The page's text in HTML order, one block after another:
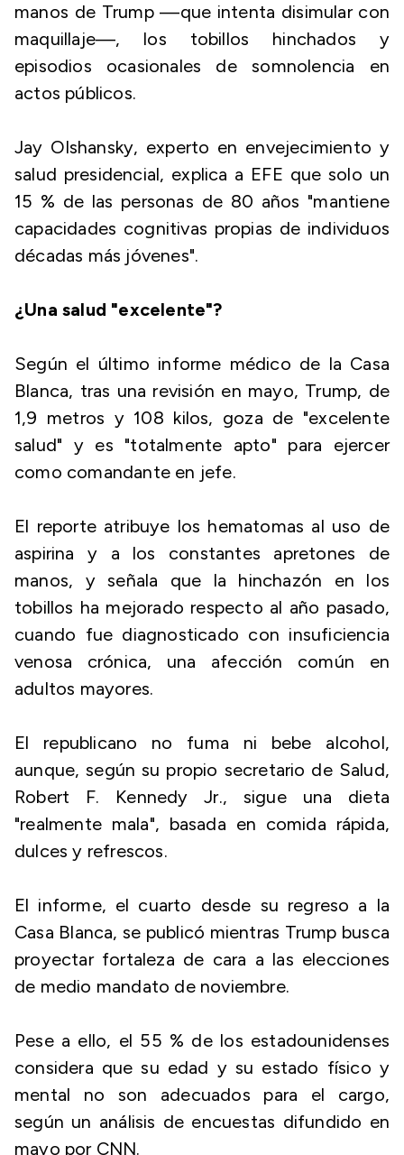
manos de Trump —que intenta disimular con
maquillaje—, los tobillos hinchados y
episodios ocasionales de somnolencia en
actos públicos.
Jay Olshansky, experto en envejecimiento y
salud presidencial, explica a EFE que solo un
15 % de las personas de 80 años "mantiene
capacidades cognitivas propias de individuos
décadas más jóvenes".
¿Una salud "excelente"?
Según el último informe médico de la Casa
Blanca, tras una revisión en mayo, Trump, de
1,9 metros y 108 kilos, goza de "excelente
salud" y es "totalmente apto" para ejercer
como comandante en jefe.
El reporte atribuye los hematomas al uso de
aspirina y a los constantes apretones de
manos, y señala que la hinchazón en los
tobillos ha mejorado respecto al año pasado,
cuando fue diagnosticado con insuficiencia
venosa crónica, una afección común en
adultos mayores.
El republicano no fuma ni bebe alcohol,
aunque, según su propio secretario de Salud,
Robert F. Kennedy Jr., sigue una dieta
"realmente mala", basada en comida rápida,
dulces y refrescos.
El informe, el cuarto desde su regreso a la
Casa Blanca, se publicó mientras Trump busca
proyectar fortaleza de cara a las elecciones
de medio mandato de noviembre.
Pese a ello, el 55 % de los estadounidenses
considera que su edad y su estado físico y
mental no son adecuados para el cargo,
según un análisis de encuestas difundido en
mayo por CNN.